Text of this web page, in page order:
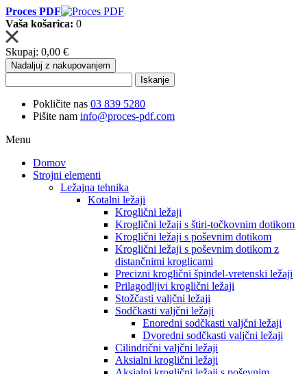
Proces PDF
Vaša košarica: 0
Skupaj: 0,00 €
Nadaljuj z nakupovanjem
Iskanje
Pokličite nas 03 839 5280
Pišite nam info@proces-pdf.com
Menu
Domov
Strojni elementi
Ležajna tehnika
Kotalni ležaji
Kroglični ležaji
Kroglični ležaji s štiri-točkovnim dotikom
Kroglični ležaji s poševnim dotikom
Kroglični ležaji s poševnim dotikom z
distančnimi kroglicami
Precizni kroglični špindel-vretenski ležaji
Prilagodljivi kroglični ležaji
Stožčasti valjčni ležaji
Sodčkasti valjčni ležaji
Enoredni sodčkasti valjčni ležaji
Dvoredni sodčkasti valjčni ležaji
Cilindrični valjčni ležaji
Aksialni kroglični ležaji